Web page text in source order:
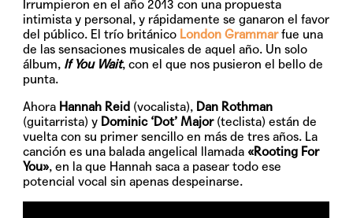
Irrumpieron en el año 2013 con una propuesta
intimista y personal, y rápidamente se ganaron el favor
del público. El trío británico London Grammarfue una
de las sensaciones musicales de aquel año. Un solo
álbum, If You Wait, con el que nos pusieron el bello de
punta.
Ahora Hannah Reid (vocalista), Dan Rothman
(guitarrista) y Dominic ‘Dot’ Major(teclista) están de
vuelta con su primer sencillo en más de tres años. La
canción es una balada angelical llamada «Rooting For
You», en la que Hannah saca a pasear todo ese
potencial vocal sin apenas despeinarse.